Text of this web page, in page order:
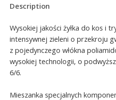
Description
Wysokiej jakości żyłka do kos i
intensywnej zieleni o przekroju
z pojedynczego włókna
wysokiej technologii, o
6/6.
Mieszanka specjalnych